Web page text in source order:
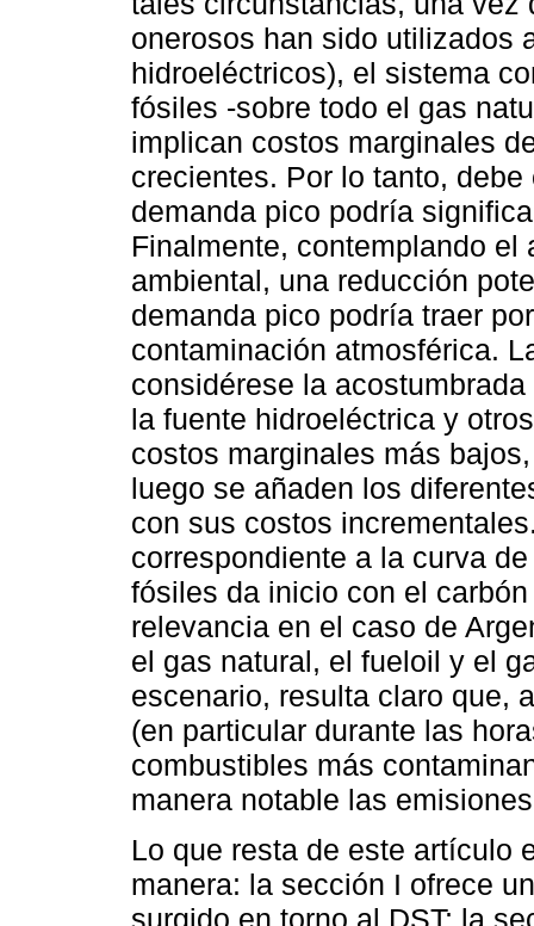
onerosos han sido utilizados
hidroeléctricos), el sistema
fósiles -sobre todo el gas
implican costos marginales
crecientes. Por lo tanto,
demanda pico podría
Finalmente, contemplando
ambiental, una reducción
demanda pico podría traer
contaminación atmosférica.
considérese la
la fuente hidroeléctrica y
costos marginales más
luego se añaden los
con sus costos
correspondiente a la curva
fósiles da inicio con el
relevancia en el caso de
el gas natural, el fueloil y el
escenario, resulta claro que,
(en particular durante las
combustibles más
manera notable las
Lo que resta de este artículo
manera: la sección I ofrece
surgido en torno al DST; la